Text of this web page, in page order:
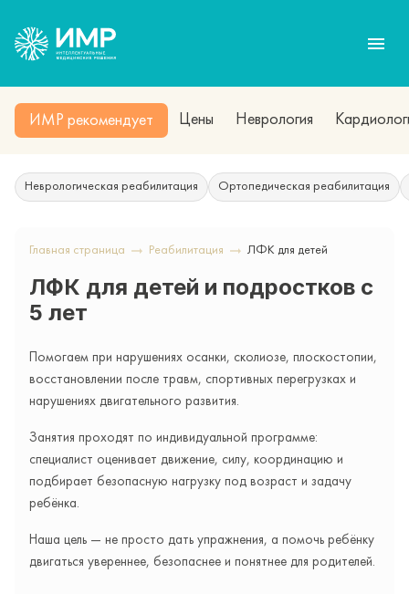
ИМР рекомендует Цены Неврология
Неврологическая реабилитация Ортопедическая реабилитация
Главная страница Реабилитация ЛФК для детей
ЛФК для детей и подростков с
5 лет
Помогаем при нарушениях осанки, сколиозе, плоскостопии,
восстановлении после травм, спортивных перегрузках и
нарушениях двигательного развития.
Занятия проходят по индивидуальной программе:
специалист оценивает движение, силу, координацию и
подбирает безопасную нагрузку под возраст и задачу
ребёнка.
Наша цель — не просто дать упражнения, а помочь ребёнку
двигаться увереннее, безопаснее и понятнее для родителей.